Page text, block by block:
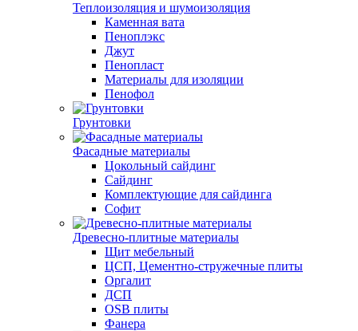
Теплоизоляция и шумоизоляция
Каменная вата
Пеноплэкс
Джут
Пенопласт
Материалы для изоляции
Пенофол
Грунтовки
Фасадные материалы
Цокольный сайдинг
Сайдинг
Комплектующие для сайдинга
Софит
Древесно-плитные материалы
Щит мебельный
ЦСП, Цементно-стружечные плиты
Оргалит
ДСП
OSB плиты
Фанера